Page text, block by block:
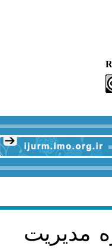
مديريت